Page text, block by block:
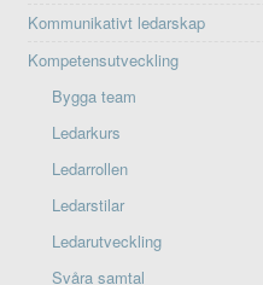
Kommunikativt ledarskap
Kompetensutveckling
Bygga team
Ledarkurs
Ledarrollen
Ledarstilar
Ledarutveckling
Svåra samtal